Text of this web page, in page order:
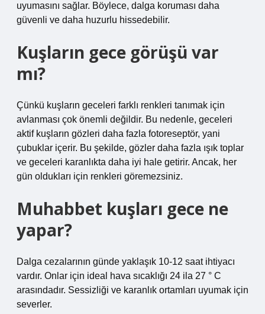
uyumasını sağlar. Böylece, dalga koruması daha
güvenli ve daha huzurlu hissedebilir.
Kuşların gece görüşü var
mı?
Çünkü kuşların geceleri farklı renkleri tanımak için
avlanması çok önemli değildir. Bu nedenle, geceleri
aktif kuşların gözleri daha fazla fotoreseptör, yani
çubuklar içerir. Bu şekilde, gözler daha fazla ışık toplar
ve geceleri karanlıkta daha iyi hale getirir. Ancak, her
gün oldukları için renkleri göremezsiniz.
Muhabbet kuşları gece ne
yapar?
Dalga cezalarının günde yaklaşık 10-12 saat ihtiyacı
vardır. Onlar için ideal hava sıcaklığı 24 ila 27 ° C
arasındadır. Sessizliği ve karanlık ortamları uyumak için
severler.